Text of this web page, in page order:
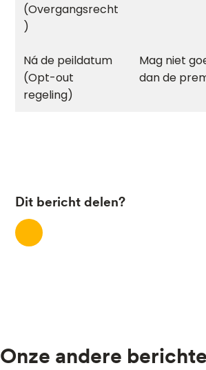
Mag niet
dan de
Dit bericht delen?
Onze andere